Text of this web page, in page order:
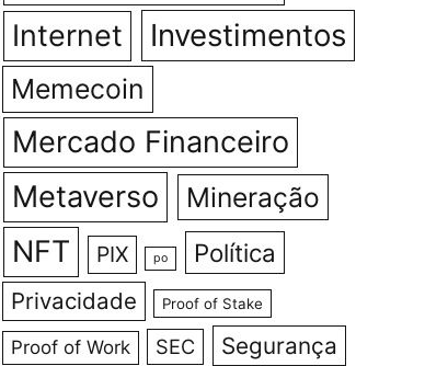
Internet Investimentos
Memecoin
Mercado Financeiro
Metaverso
Mineração
NFT PIX po Política
Privacidade Proof of Stake
Proof of Work SEC Segurança